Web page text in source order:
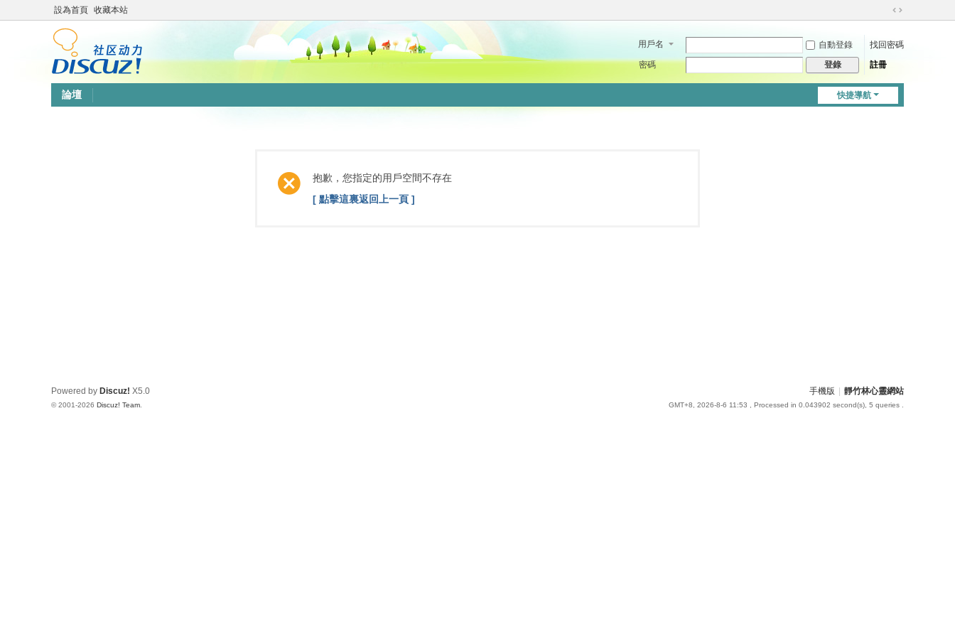
設為首頁 收藏本站
切
到
用戶名 自動登錄
找回密碼
密碼
登錄 註冊
快捷導航
論壇
抱歉，您指定的用戶空間不存在
[ 點擊這裏返回上一頁 ]
手機版 靜竹林心靈網站
GMT+8, 2026-8-6 11:53 , Processed in 0.043902 second(s), 5 queries .
Powered by Discuz! X5.0
© 2001-2026 Discuz! Team